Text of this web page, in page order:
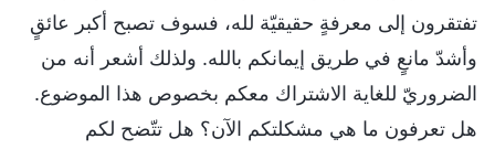
تفتقرون إلى معرفةٍ حقيقيّة لله، فسوف تصبح أكبر عائقٍ
وأشدّ مانعٍ في طريق إيمانكم بالله. ولذلك أشعر أنه من
الضروريّ للغاية الاشتراك معكم بخصوص هذا الموضوع.
هل تعرفون ما هي مشكلتكم الآن؟ هل تتّضح لكم